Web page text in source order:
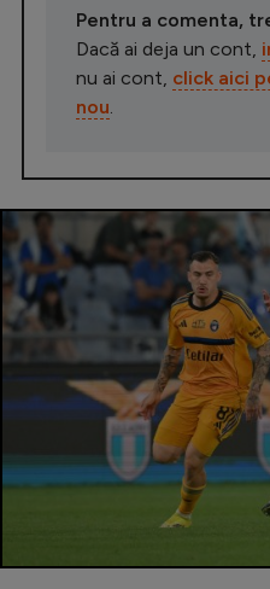
Pentru a comenta,
Dacă ai deja un cont,
nu ai cont, click aici
nou